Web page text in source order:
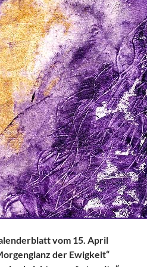
vom 15. April
der Ewigkeit“